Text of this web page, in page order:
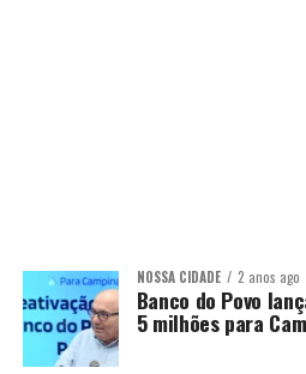
NOSSA CIDADE 2 anos ago
Banco do Povo
5 milhões para